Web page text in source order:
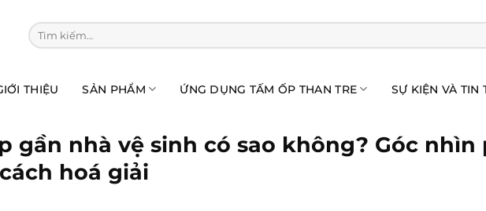
Tìm kiếm:
THIỆU SẢN PHẨM ỨNG DỤNG TẤM ỐP THAN TRE SỰ KIỆN VÀ TIN
gần nhà vệ sinh có sao không? Góc
hoá giải